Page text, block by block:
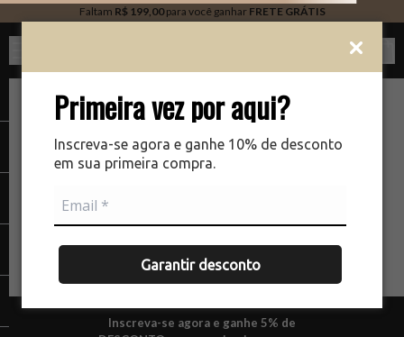
Primeira vez por aqui?
Inscreva-se agora e ganhe 10% de desconto
em sua primeira compra.
Garantir desconto
Faltam R$ 199,00para você ganhar FRETE GRÁTIS
Inscreva-se agora e ganhe 5% de